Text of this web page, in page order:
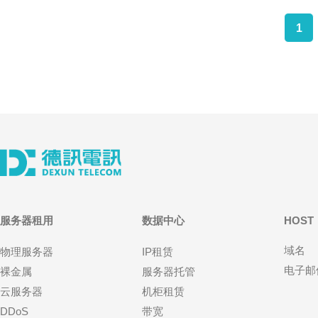
1
服务器租用
物理服务器
裸金属
云服务器
DDoS
数据中心
IP租赁
服务器托管
机柜租赁
带宽
HOST
域名
电子